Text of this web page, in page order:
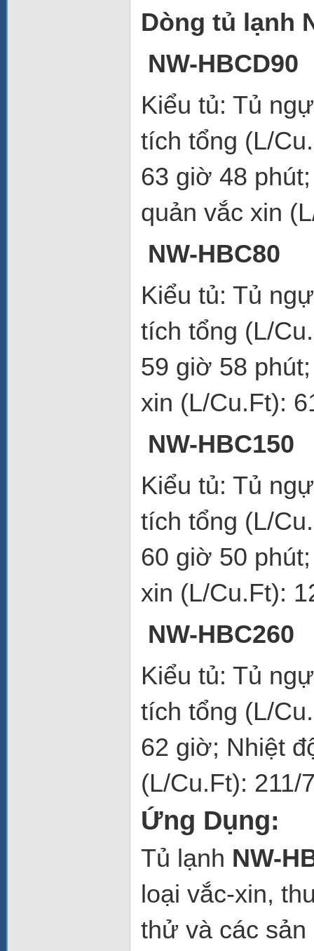
Dòng tủ lạnh
NW-HBCD90
Kiểu tủ: Tủ
tích tổng (L/
63 giờ 48
quản vắc xin
NW-HBC80
Kiểu tủ: Tủ
tích tổng (L/
59 giờ 58
xin (L/Cu.Ft):
NW-HBC150
Kiểu tủ: Tủ
tích tổng (L/
60 giờ 50
xin (L/Cu.Ft):
NW-HBC260
Kiểu tủ: Tủ
tích tổng (L/
62 giờ; Nhiệt
(L/Cu.Ft): 211/
Ứng Dụng:
Tủ lạnh NW-
loại vắc-xin,
thử và các sản